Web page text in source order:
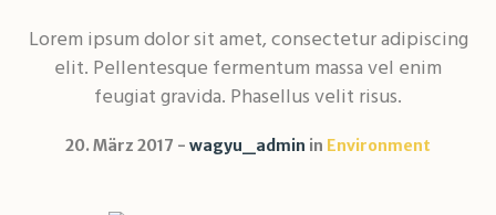
Lorem ipsum dolor sit amet, consectetur adipiscing
elit. Pellentesque fermentum massa vel enim
feugiat gravida. Phasellus velit risus.
20. März 2017 wagyu_admin in Environment